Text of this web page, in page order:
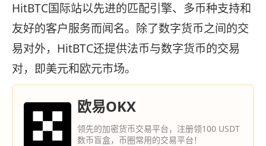
HitBTC国际站以先进的匹配引擎、多币种支持和
友好的客户服务而闻名。除了数字货币之间的交
易对外，HitBTC还提供法币与数字货币的交易
对，即美元和欧元市场。
欧易OKX
领先的加密货币交易平台，注册领100 USDT
数币盲盒，币圈常用的交易平台！